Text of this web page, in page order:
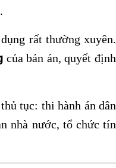
rất thường xuyên.
của bản án, quyết định
tục: thi hành án dân
nhà nước, tổ chức tín